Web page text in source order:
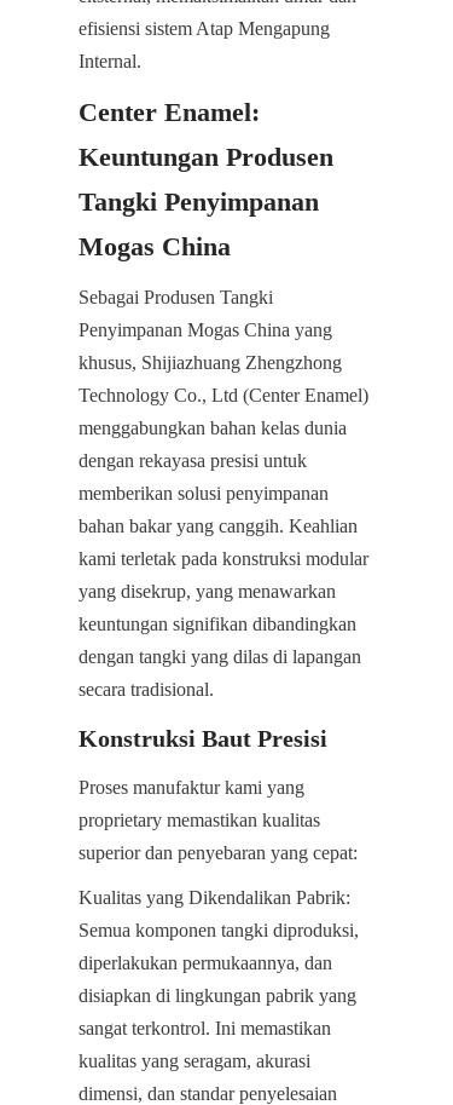
efisiensi sistem Atap Mengapung
Internal.
Center Enamel:
Keuntungan Produsen
Tangki Penyimpanan
Mogas China
Sebagai Produsen Tangki
Penyimpanan Mogas China yang
khusus, Shijiazhuang Zhengzhong
Technology Co., Ltd (Center Enamel)
menggabungkan bahan kelas dunia
dengan rekayasa presisi untuk
memberikan solusi penyimpanan
bahan bakar yang canggih. Keahlian
kami terletak pada konstruksi modular
yang disekrup, yang menawarkan
keuntungan signifikan dibandingkan
dengan tangki yang dilas di lapangan
secara tradisional.
Konstruksi Baut Presisi
Proses manufaktur kami yang
proprietary memastikan kualitas
superior dan penyebaran yang cepat:
Kualitas yang Dikendalikan Pabrik:
Semua komponen tangki diproduksi,
diperlakukan permukaannya, dan
disiapkan di lingkungan pabrik yang
sangat terkontrol. Ini memastikan
kualitas yang seragam, akurasi
dimensi, dan standar penyelesaian